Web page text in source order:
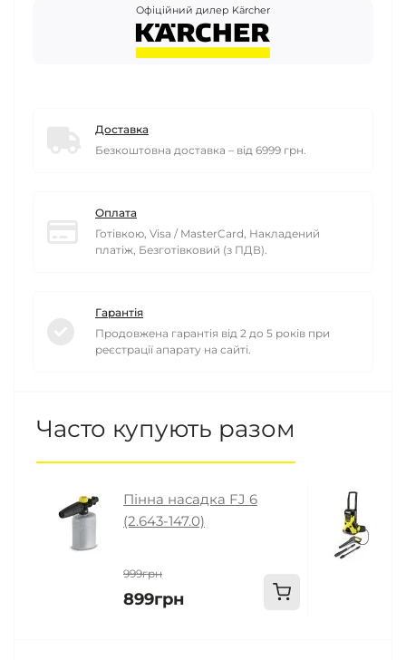
Офіційний дилер Kärcher
Доставка
Безкоштовна доставка – від 6999 грн.
Оплата
Готівкою, Visa / MasterCard, Накладений
платіж, Безготівковий (з ПДВ).
Гарантія
Продовжена гарантія від 2 до 5 років при
реєстрації апарату на сайті.
Часто купують разом
Пінна насадка FJ 6
(2.643-147.0)
999грн
899грн